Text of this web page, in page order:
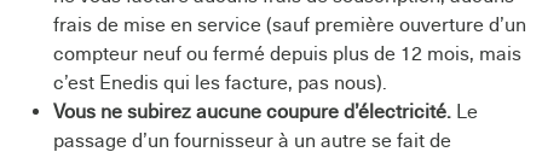
frais de mise en service (sauf première ouverture d’un
compteur neuf ou fermé depuis plus de 12 mois, mais
c’est Enedis qui les facture, pas nous).
Vous ne subirez aucune coupure d’électricité. Le
passage d’un fournisseur à un autre se fait de